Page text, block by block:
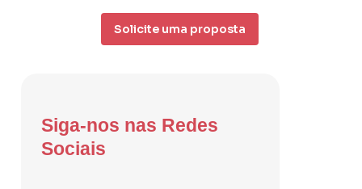
Solicite uma proposta
Siga-nos nas Redes
Sociais